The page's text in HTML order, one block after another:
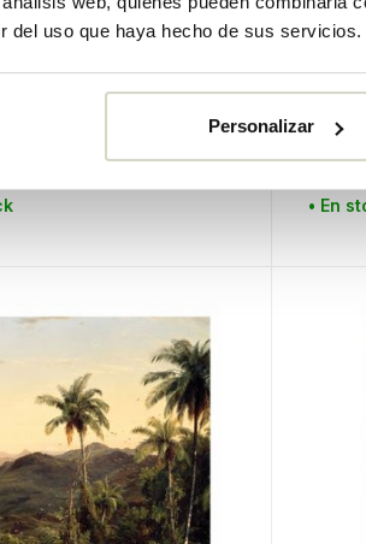
del uso que haya hecho de sus servicios.
Personalizar
• En